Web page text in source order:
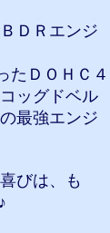
ＤＲエンジ
たＤＯＨＣ４
ッグドベル
最強エンジ
びは、も